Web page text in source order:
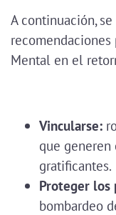
A continuación,
Mental en el
Vincularse:
que generen
gratificantes.
Proteger los
bombardeo